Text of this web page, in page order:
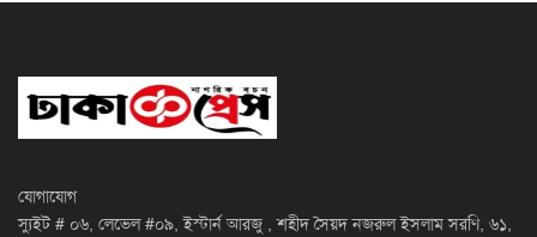
যোগাযোগ
স্যুইট # ০৬, লেভেল #০৯, ইস্টার্ন আরজু , শহীদ সৈয়দ নজরুল ইসলাম সরণি, ৬১,